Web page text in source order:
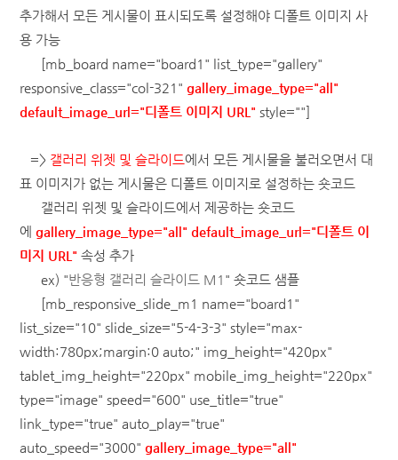
추가해서 모든 게시물이 표시되도록 설정해야 디폴트 이미지 사
용 가능
[mb_board name="board1" list_type="gallery"
responsive_class="col-321" gallery_image_type="all"
default_image_url="디폴트 이미지 URL" style=""]
=> 갤러리 위젯 및 슬라이드에서 모든 게시물을 불러오면서 대
표 이미지가 없는 게시물은 디폴트 이미지로 설정하는 숏코드
갤러리 위젯 및 슬라이드에서 제공하는 숏코드
에 gallery_image_type="all" default_image_url="디폴트 이
미지 URL" 속성 추가
ex) "반응형 갤러리 슬라이드 M1 " 숏코드 샘플
[mb_responsive_slide_m1 name="board1"
list_size="10" slide_size="5-4-3-3" style="max-
width:780px;margin:0 auto;" img_height="420px"
tablet_img_height="220px" mobile_img_height="220px"
type="image" speed="600" use_title="true"
link_type="true" auto_play="true"
auto_speed="3000" gallery_image_type="all"